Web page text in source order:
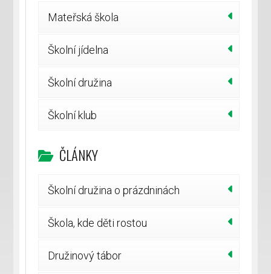
Mateřská škola
Školní jídelna
Školní družina
Školní klub
ČLÁNKY
Školní družina o prázdninách
Škola, kde děti rostou
Družinový tábor